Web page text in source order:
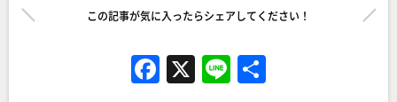
この記事が気に入ったらシェアしてください！
F X Li